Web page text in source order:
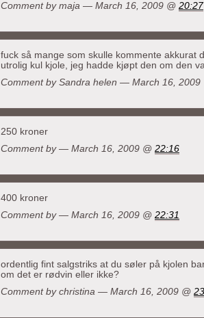
Comment by maja — March 16, 2009 @ 20:27
fuck så mange som skulle kommente akkurat
utrolig kul kjole, jeg hadde kjøpt den om den
Comment by Sandra helen — March 16, 2009
250 kroner
Comment by — March 16, 2009 @ 22:16
400 kroner
Comment by — March 16, 2009 @ 22:31
ordentlig fint salgstriks at du søler på kjolen
om det er rødvin eller ikke?
Comment by christina — March 16, 2009 @